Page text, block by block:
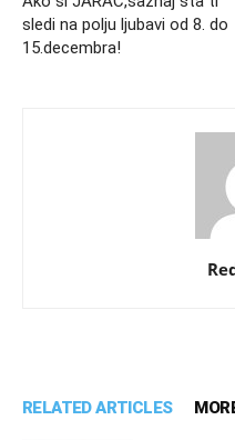
sledi na polju ljubavi od 8. do
15.decembra!
RELATED ARTICLES